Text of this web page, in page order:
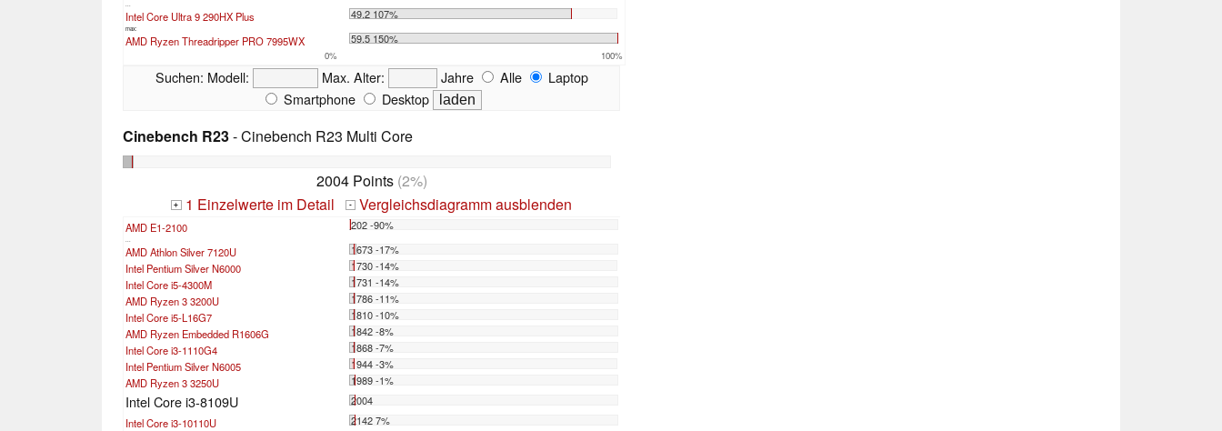
Intel Core Ultra 9 290HX Plus 49.2 107%
max:
AMD Ryzen Threadripper PRO 7995WX 59.5 150%
0% 100%
Suchen: Modell: Max. Alter: Jahre Alle
Laptop
Smartphone
Desktop
Cinebench R23- Cinebench R23 Multi Core
2004 Points(2%)
+ 1 Einzelwerte im Detail - Vergleichsdiagramm ausblenden
AMD E1-2100 202 -90%
AMD Athlon Silver 7120U
1673 -17%
Intel Pentium Silver N6000
1730 -14%
Intel Core i5-4300M
1731 -14%
AMD Ryzen 3 3200U
1786 -11%
Intel Core i5-L16G7
1810 -10%
AMD Ryzen Embedded R1606G
1842 -8%
Intel Core i3-1110G4
1868 -7%
Intel Pentium Silver N6005
1944 -3%
AMD Ryzen 3 3250U
1989 -1%
Intel Core i3-8109U
2004
Intel Core i3-10110U
2142 7%